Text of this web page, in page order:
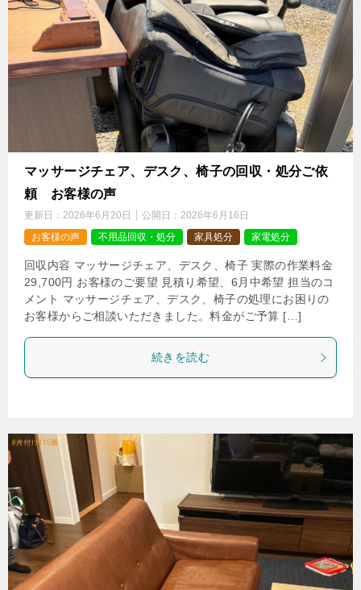
マッサージチェア、デスク、椅子の回収・処分ご依
頼 お客様の声
更新日： 2026年6月20日 公開日： 2026年6月16日
お客様の声
不用品回収・処分 家具処分 家電処分
回収内容 マッサージチェア、デスク、椅子 実際の作業料金
29,700円 お客様のご要望 見積り希望、6月中希望 担当のコ
メント マッサージチェア、デスク、椅子の処理にお困りの
お客様からご相談いただきました。料金がご予算 […]
続きを読む